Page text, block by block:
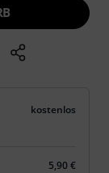
kostenlos
5,90 €